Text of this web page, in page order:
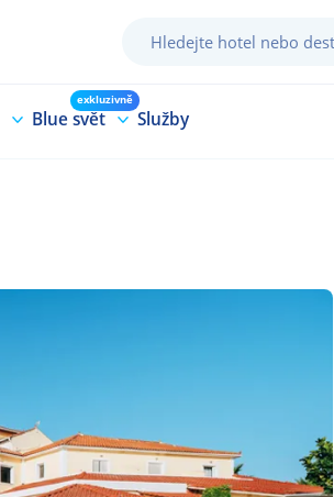
Blue svět
exkluzivně
Služby